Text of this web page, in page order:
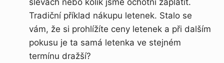
Tradiční příklad nákupu letenek. Stalo se
vám, že si prohlížíte ceny letenek a při dalším
pokusu je ta samá letenka ve stejném
termínu dražší?